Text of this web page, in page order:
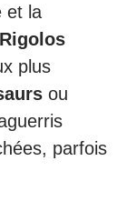
et la
plus
ou
parfois